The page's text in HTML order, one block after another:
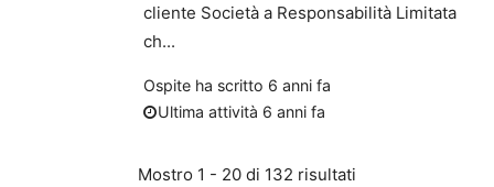
cliente Società a Responsabilità Limitata
ch...
Ospiteha scritto 6 anni fa
Ultima attività 6 anni fa
Mostro 1 - 20 di 132 risultati